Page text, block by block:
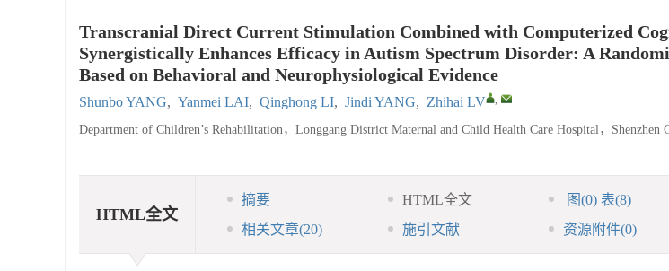
Transcranial Direct Current Stimulation Combined with Computerized
Synergistically Enhances Efficacy in Autism Spectrum Disorder: A
Based on Behavioral and Neurophysiological Evidence
Shunbo YANG, Yanmei LAI, Qinghong LI, Jindi YANG, Zhihai LV ,
Department of Children’s Rehabilitation，Longgang District Maternal and Child Health Care Hospital，Shenzhen
HTML全文
摘要 HTML全文 图(0) 表(8)
相关文章(20) 施引文献 资源附件(0)